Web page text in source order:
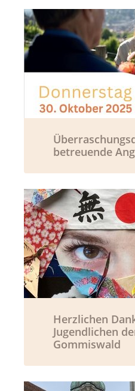
betreuende
Herzlichen
Jugendlichen
Gommiswald